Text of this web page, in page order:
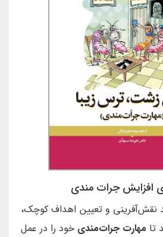
افزایش جرات مندی
نقش‌آفرینی و تعیین اهداف کوچک،
تا مهارت جرات‌مندی خود را در عمل